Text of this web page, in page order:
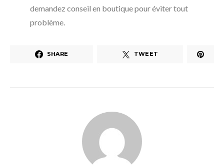
demandez conseil en boutique pour éviter tout
problème.
SHARE TWEET